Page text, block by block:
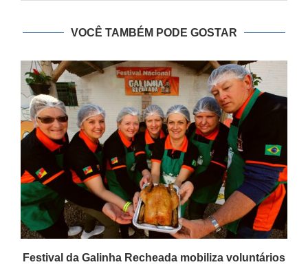
VOCÊ TAMBÉM PODE GOSTAR
Festival da Galinha Recheada mobiliza voluntários